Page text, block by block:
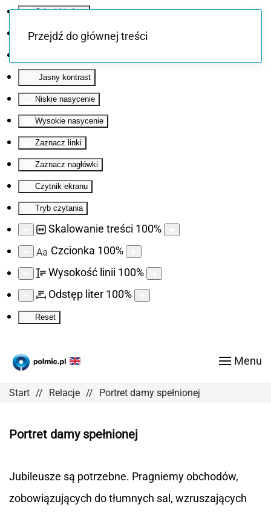
Odwróć kolory
Monochromatyczny
Jasny kontrast
Niskie nasycenie
Wysokie nasycenie
Zaznacz linki
Zaznacz nagłówki
Czytnik ekranu
Tryb czytania
Skalowanie treści 100%
Aa Czcionka 100%
Wysokość linii 100%
Odstęp liter 100%
Reset
Przejdź do głównej treści
Menu
Start Relacje Portret damy spełnionej
Portret damy spełnionej
Jubileusze są potrzebne. Pragniemy obchodów,
zobowiązujących do tłumnych sal, wzruszających